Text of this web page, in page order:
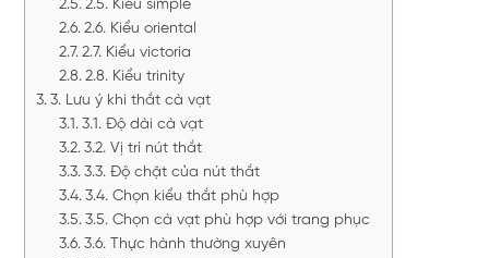
2.5. Kiểu simple
2.6. Kiểu oriental
2.7. Kiểu victoria
2.8. Kiểu trinity
3. Lưu ý khi thắt cà vạt
3.1. Độ dài cà vạt
3.2. Vị trí nút thắt
3.3. Độ chặt của nút thắt
3.4. Chọn kiểu thắt phù hợp
3.5. Chọn cà vạt phù hợp với trang phục
3.6. Thực hành thường xuyên